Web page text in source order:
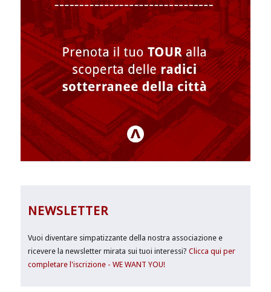
NEWSLETTER
Vuoi diventare simpatizzante della nostra associazione e
ricevere la newsletter mirata sui tuoi interessi?Clicca qui per
completare l'iscrizione - WE WANT YOU!